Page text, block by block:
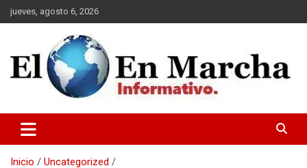
Saltar
al
jueves, agosto 6, 2026
elmundoenmarcha.net
Inicio
Uncategorized